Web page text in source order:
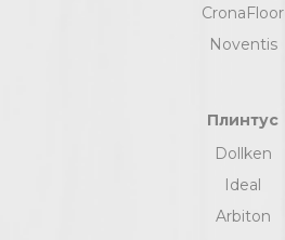
CronaFloor
Noventis
Плинтус
Dollken
Ideal
Arbiton